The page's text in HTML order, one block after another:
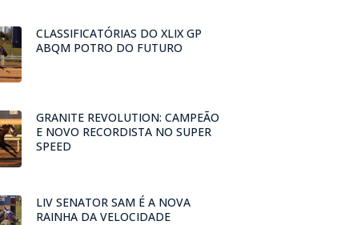
CLASSIFICATÓRIAS DO XLIX GP
ABQM POTRO DO FUTURO
GRANITE REVOLUTION: CAMPEÃO
E NOVO RECORDISTA NO SUPER
SPEED
LIV SENATOR SAM É A NOVA
RAINHA DA VELOCIDADE